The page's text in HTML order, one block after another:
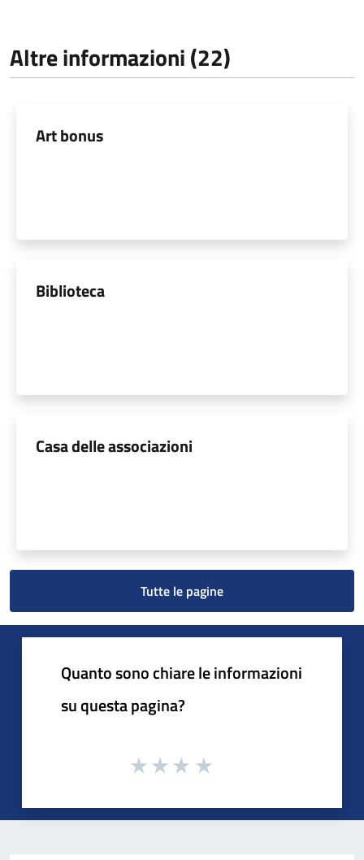
Altre informazioni (22)
Art bonus
Biblioteca
Casa delle associazioni
Tutte le pagine
Quanto sono chiare le informazioni
su questa pagina?